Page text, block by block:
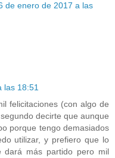
de enero de 2017 a las
las 18:51
felicitaciones (con algo de
decirte que aunque
porque tengo demasiados
utilizar, y prefiero que lo
dará más partido pero mil